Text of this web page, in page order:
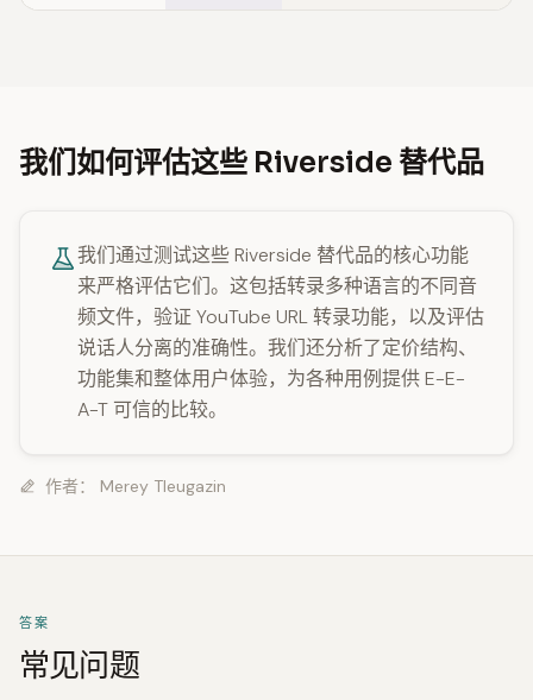
我们如何评估这些 Riverside 替代品
我们通过测试这些 Riverside 替代品的核心功能
来严格评估它们。这包括转录多种语言的不同音
频文件，验证 YouTube URL 转录功能，以及评估
说话人分离的准确性。我们还分析了定价结构、
功能集和整体用户体验，为各种用例提供 E-E-
A-T 可信的比较。
作者： Merey Tleugazin
答案
常见问题